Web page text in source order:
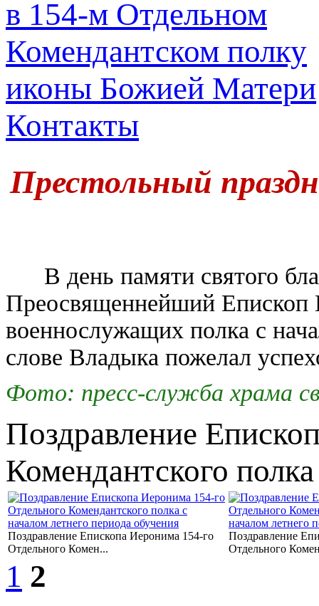
иконы Божией Матери
Контакты
Престольный
В день памяти святого
Преосвященнейший Епископ
военнослужащих полка с
слове Владыка пожелал
Фото: пресс-служба храма
Поздравление
Комендантского
Поздравление Епископа Иеронима 154-го
Отдельного Комен...
Поздравление
Отдельного
1 2